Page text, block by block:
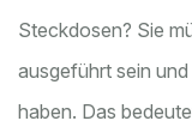
Steckdosen? Sie
ausgeführt sein
haben. Das